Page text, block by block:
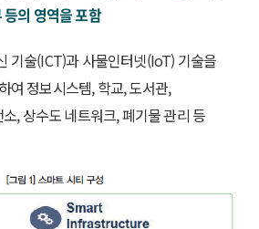
의 영역을 포함
기술(ICT)과 사물인터넷(IoT) 기술을
여 정보시스템, 학교, 도서관,
, 상수도 네트워크, 폐기물 관리 등